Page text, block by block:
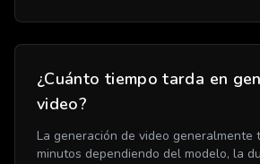
¿Cuánto tiempo tarda en
video?
La generación de video generalmente
minutos dependiendo del modelo, la